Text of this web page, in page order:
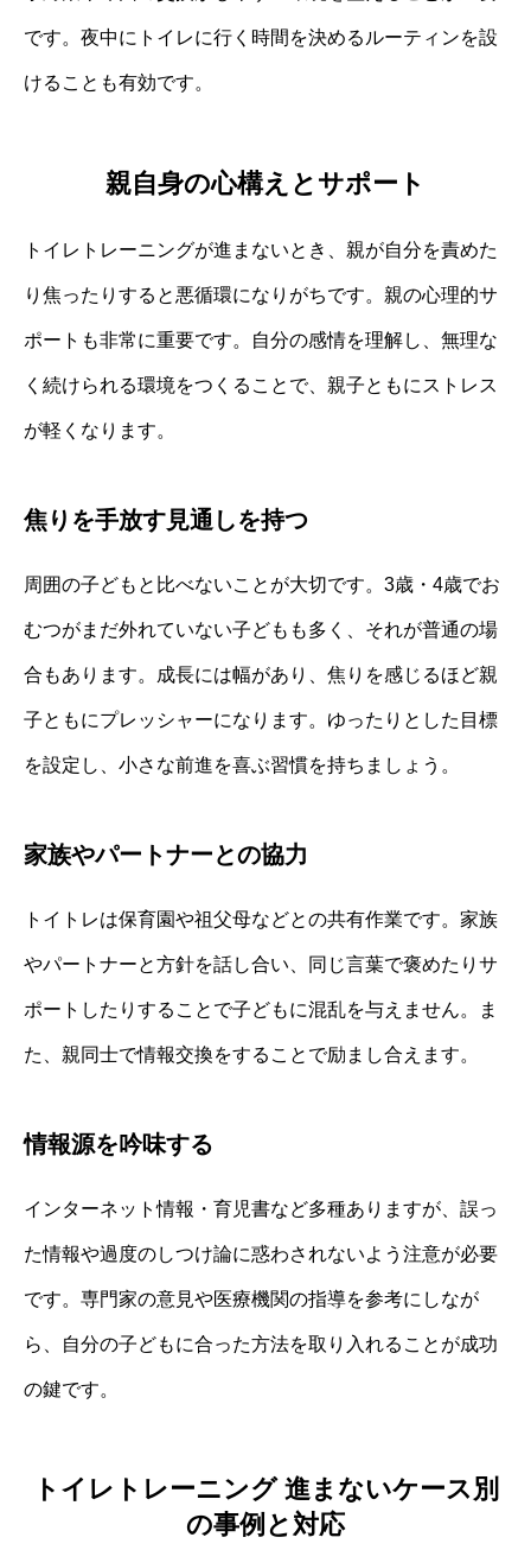
です。夜中にトイレに行く時間を決めるルーティンを設
けることも有効です。
親自身の心構えとサポート
トイレトレーニングが進まないとき、親が自分を責めた
り焦ったりすると悪循環になりがちです。親の心理的サ
ポートも非常に重要です。自分の感情を理解し、無理な
く続けられる環境をつくることで、親子ともにストレス
が軽くなります。
焦りを手放す見通しを持つ
周囲の子どもと比べないことが大切です。3歳・4歳でお
むつがまだ外れていない子どもも多く、それが普通の場
合もあります。成長には幅があり、焦りを感じるほど親
子ともにプレッシャーになります。ゆったりとした目標
を設定し、小さな前進を喜ぶ習慣を持ちましょう。
家族やパートナーとの協力
トイトレは保育園や祖父母などとの共有作業です。家族
やパートナーと方針を話し合い、同じ言葉で褒めたりサ
ポートしたりすることで子どもに混乱を与えません。ま
た、親同士で情報交換をすることで励まし合えます。
情報源を吟味する
インターネット情報・育児書など多種ありますが、誤っ
た情報や過度のしつけ論に惑わされないよう注意が必要
です。専門家の意見や医療機関の指導を参考にしなが
ら、自分の子どもに合った方法を取り入れることが成功
の鍵です。
トイレトレーニング 進まないケース別
の事例と対応